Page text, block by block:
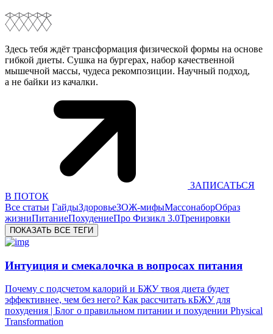
Здесь тебя ждёт трансформация физической формы на основе
гибкой диеты. Сушка на бургерах, набор качественной
мышечной массы, чудеса рекомпозиции. Научный подход,
а не байки из качалки.
ЗАПИСАТЬСЯ
В ПОТОК
Все статьи ГайдыЗдоровьеЗОЖ-мифыМассонаборОбраз
жизниПитаниеПохудениеПро Физикл 3.0Тренировки
ПОКАЗАТЬ ВСЕ ТЕГИ
Интуиция и смекалочка в вопросах питания
Почему с подсчетом калорий и БЖУ твоя диета будет
эффективнее, чем без него? Как рассчитать кБЖУ для
похудения | Блог о правильном питании и похудении Physical
Transformation